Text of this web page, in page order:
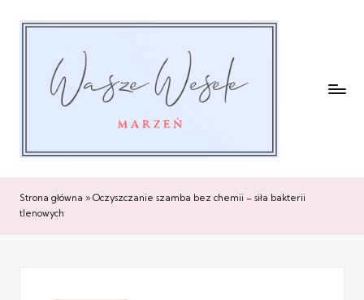
Strona główna » Oczyszczanie szamba bez chemii – siła bakterii
tlenowych